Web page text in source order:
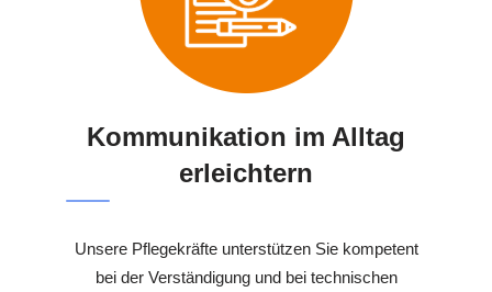
Kommunikation im Alltag
erleichtern
Unsere Pflegekräfte unterstützen Sie kompetent
bei der Verständigung und bei technischen